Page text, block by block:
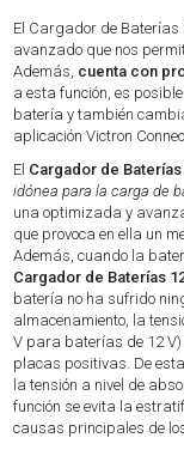
El Cargador de Baterías
avanzado que nos
Además, cuenta con
a esta función, es
batería y también
aplicación Victron
El Cargador de
idónea para la carga de
una optimizada y
que provoca en ella un
Además, cuando la
Cargador de Baterías
batería no ha sufrido
almacenamiento, la
V para baterías de 12
placas positivas. De
la tensión a nivel de
función se evita la
causas principales de